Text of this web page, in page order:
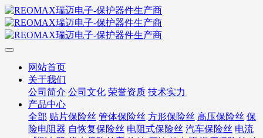
网站首页
关于我们
公司简介 公司文化 荣誉资质 技术实力
产品中心
全部 贴片保险丝 管体保险丝 方形保险丝 高压保险丝 保
险电阻器 自恢复保险丝 电阻式保险丝 汽车保险丝 电流